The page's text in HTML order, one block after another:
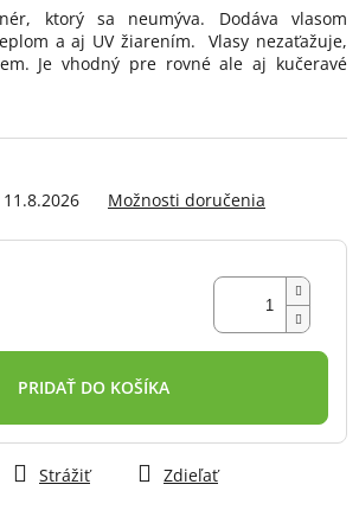
11.8.2026 Možnosti doručenia
PRIDAŤ DO KOŠÍKA
ktorý sa neumýva. Dodáva vlasom
a aj UV žiarením. Vlasy nezaťažuje,
Je vhodný pre rovné ale aj kučeravé
Strážiť Zdieľať